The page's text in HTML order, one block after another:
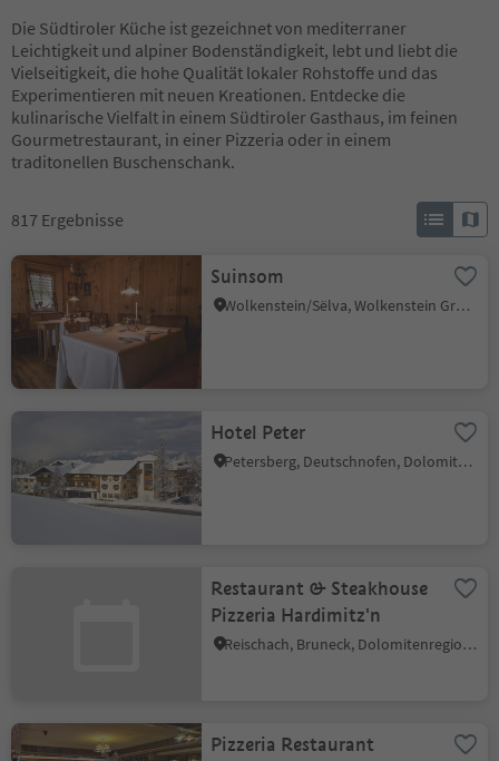
Die Südtiroler Küche ist gezeichnet von mediterraner
Leichtigkeit und alpiner Bodenständigkeit, lebt und liebt die
Vielseitigkeit, die hohe Qualität lokaler Rohstoffe und das
Experimentieren mit neuen Kreationen. Entdecke die
kulinarische Vielfalt in einem Südtiroler Gasthaus, im feinen
Gourmetrestaurant, in einer Pizzeria oder in einem
traditonellen Buschenschank.
817 Ergebnisse
Suinsom
Wolkenstein/Sëlva, Wolkenstein Gröden, Dolomitenregion Gröden
Hotel Peter
Petersberg, Deutschnofen, Dolomitenregion Eggental
Restaurant & Steakhouse
Pizzeria Hardimitz'n
Reischach, Bruneck, Dolomitenregion Kronplatz
Pizzeria Restaurant